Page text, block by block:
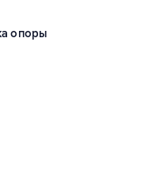
опоры
на основе 31 оценок